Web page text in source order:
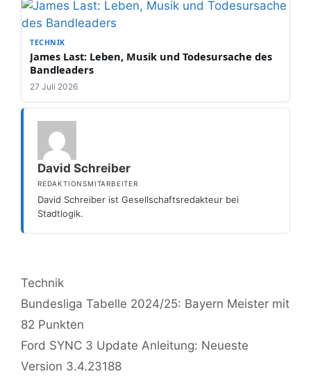
TECHNIK
James Last: Leben, Musik und Todesursache des
Bandleaders
27 Juli 2026
David Schreiber
REDAKTIONSMITARBEITER
David Schreiber ist Gesellschaftsredakteur bei
Stadtlogik.
Kategorien
Technik
Bundesliga Tabelle 2024/25: Bayern Meister mit
82 Punkten
Ford SYNC 3 Update Anleitung: Neueste
Version 3.4.23188